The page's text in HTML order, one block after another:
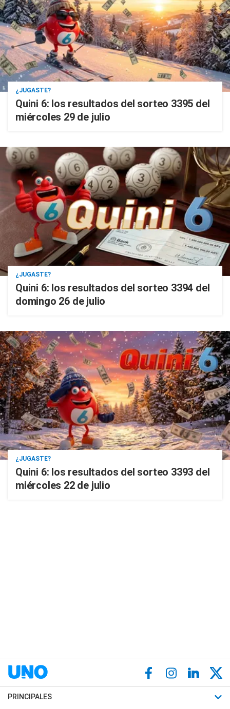
¿JUGASTE?
Quini 6: los resultados del sorteo 3395 del
miércoles 29 de julio
¿JUGASTE?
Quini 6: los resultados del sorteo 3394 del
domingo 26 de julio
¿JUGASTE?
Quini 6: los resultados del sorteo 3393 del
miércoles 22 de julio
PRINCIPALES